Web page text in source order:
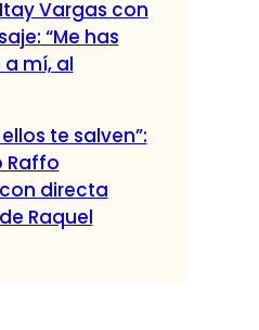
Vargas con
“Me has
mí, al
te salven”:
Raffo
directa
Raquel